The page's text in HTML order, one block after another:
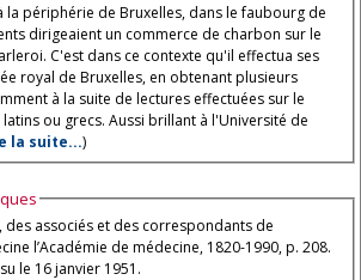
la périphérie de Bruxelles, dans le faubourg de
dirigeaient un commerce de charbon sur le
C'est dans ce contexte qu'il effectua ses
royal de Bruxelles, en obtenant plusieurs
à la suite de lectures effectuées sur le
ou grecs. Aussi brillant à l'Université de
la suite...)
des associés et des correspondants de
l’Académie de médecine, 1820-1990, p. 208.
le 16 janvier 1951.